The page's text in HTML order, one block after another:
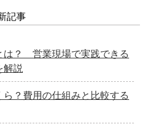
記事
は？ 営業現場で実践できる
解説
？費用の仕組みと比較する